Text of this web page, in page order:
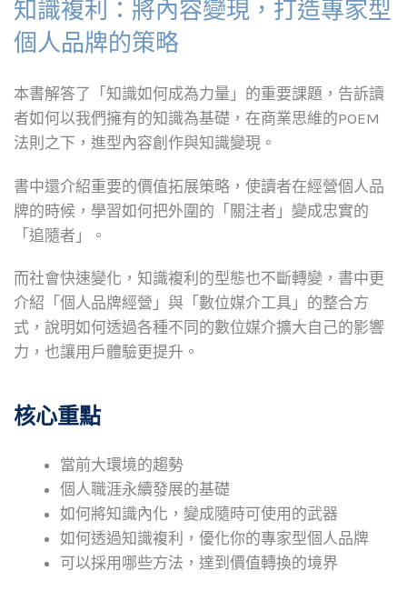
知識複利：將內容變現，打造專家型
個人品牌的策略
本書解答了「知識如何成為力量」的重要課題，告訴讀
者如何以我們擁有的知識為基礎，在商業思維的POEM
法則之下，進型內容創作與知識變現。
書中還介紹重要的價值拓展策略，使讀者在經營個人品
牌的時候，學習如何把外圍的「關注者」變成忠實的
「追隨者」。
而社會快速變化，知識複利的型態也不斷轉變，書中更
介紹「個人品牌經營」與「數位媒介工具」的整合方
式，說明如何透過各種不同的數位媒介擴大自己的影響
力，也讓用戶體驗更提升。
核心重點
當前大環境的趨勢
個人職涯永續發展的基礎
如何將知識內化，變成隨時可使用的武器
如何透過知識複利，優化你的專家型個人品牌
可以採用哪些方法，達到價值轉換的境界